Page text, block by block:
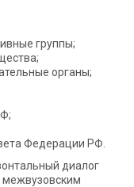
группы;
органы;
Федерации РФ.
диалог